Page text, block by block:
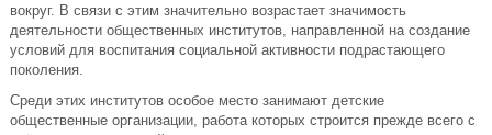
вокруг. В связи с этим значительно возрастает значимость
деятельности общественных институтов, направленной на создание
условий для воспитания социальной активности подрастающего
поколения.
Среди этих институтов особое место занимают детские
общественные организации, работа которых строится прежде всего с